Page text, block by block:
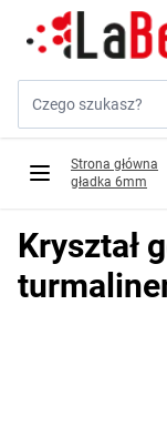
Przejdź do treści
Strona główna
gładka 6mm
Kryształ